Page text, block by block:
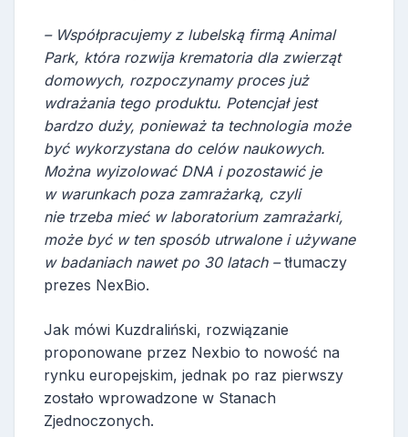
– Współpracujemy z lubelską firmą Animal
Park, która rozwija krematoria dla zwierząt
domowych, rozpoczynamy proces już
wdrażania tego produktu. Potencjał jest
bardzo duży, ponieważ ta technologia może
być wykorzystana do celów naukowych.
Można wyizolować DNA i pozostawić je
w warunkach poza zamrażarką, czyli
nie trzeba mieć w laboratorium zamrażarki,
może być w ten sposób utrwalone i używane
w badaniach nawet po 30 latach –tłumaczy
prezes NexBio.
Jak mówi Kuzdraliński, rozwiązanie
proponowane przez Nexbio to nowość na
rynku europejskim, jednak po raz pierwszy
zostało wprowadzone w Stanach
Zjednoczonych.